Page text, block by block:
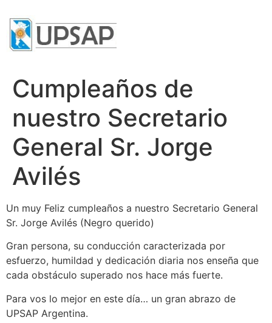
Cumpleaños de
nuestro Secretario
General Sr. Jorge
Avilés
Un muy Feliz cumpleaños a nuestro Secretario General
Sr. Jorge Avilés (Negro querido)
Gran persona, su conducción caracterizada por
esfuerzo, humildad y dedicación diaria nos enseña que
cada obstáculo superado nos hace más fuerte.
Para vos lo mejor en este día… un gran abrazo de
UPSAP Argentina.